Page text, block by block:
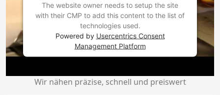
The website owner needs to setup the site
with their CMP to add this content to the list of
technologies used.
Powered by Usercentrics Consent
Management Platform
Wir nähen präzise, schnell und preiswert